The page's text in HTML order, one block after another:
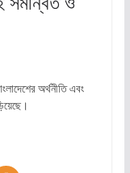
অর্থনীতি এবং